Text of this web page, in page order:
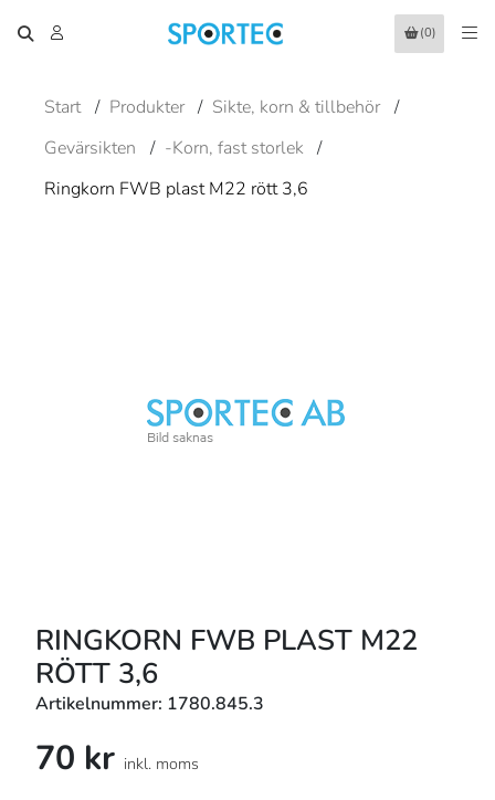
(0)
Start / Produkter / Sikte, korn & tillbehör /
Gevärsikten
/ -Korn, fast storlek
/
Ringkorn FWB plast M22 rött 3,6
RINGKORN FWB PLAST M22
RÖTT 3,6
Artikelnummer: 1780.845.3
70 kr inkl. moms